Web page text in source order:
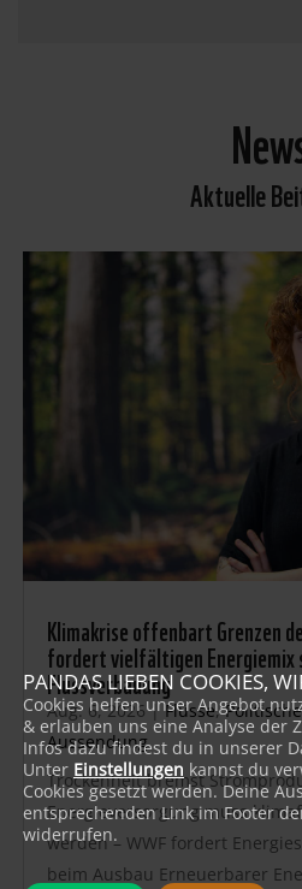
Aktuelle
Klimakrise offenbart Grenzen
fordert vielfältigen
Flussverbauung
Aug. 6, 2026|Flüsse,
Aussendung
Trockenheit bremst
Energieversorgung muss
werden – WWF fordert
beim Ausbau Erneuerbarer
PANDAS LIEBEN COOKIES,
Cookies helfen unser Angebot
& erlauben uns eine Analyse der
Infos dazu findest du in unserer
Unter Einstellungen kannst du
Cookies gesetzt werden. Deine
entsprechenden Link im Footer
widerrufen.